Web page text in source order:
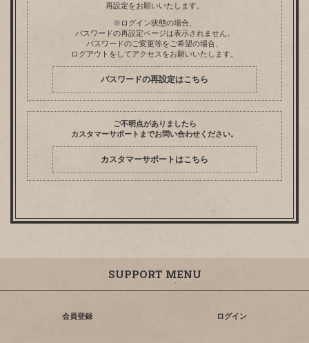
再設定をお願いいたします。
※ログイン状態の場合、
パスワードの再設定ページは表示されません。
パスワードのご変更等をご希望の場合、
ログアウトをしてアクセスをお願いいたします。
パスワードの再設定はこちら
ご不明点がありましたら
カスタマーサポートまでお問い合わせください。
カスタマーサポートはこちら
SUPPORT MENU
会員登録 ログイン